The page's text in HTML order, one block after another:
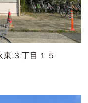
３丁目１５